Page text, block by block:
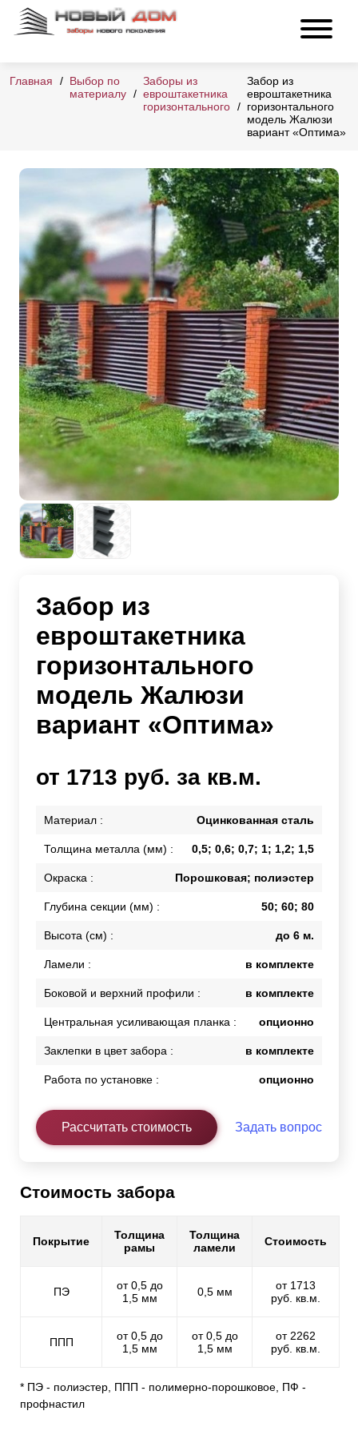
Главная
Выбор по
материалу
Заборы из
евроштакетника
горизонтального
Забор из
евроштакетника
горизонтального
модель Жалюзи
вариант «Оптима»
Забор из
евроштакетника
горизонтального
модель Жалюзи
вариант «Оптима»
от 1713 руб. за кв.м.
Материал : Оцинкованная сталь
Толщина металла (мм) : 0,5; 0,6; 0,7; 1; 1,2; 1,5
Окраска : Порошковая; полиэстер
Глубина секции (мм) : 50; 60; 80
Высота (см) : до 6 м.
Ламели : в комплекте
Боковой и верхний профили : в комплекте
Центральная усиливающая планка : опционно
Заклепки в цвет забора : в комплекте
Работа по установке : опционно
Рассчитать стоимость Задать вопрос
Стоимость забора
Покрытие
Толщина
рамы
Толщина
ламели
Стоимость
ПЭ
от 0,5 до
1,5 мм
0,5 мм
от 1713
руб. кв.м.
ППП
от 0,5 до
1,5 мм
от 0,5 до
1,5 мм
от 2262
руб. кв.м.
* ПЭ - полиэстер, ППП - полимерно-порошковое, ПФ -
профнастил